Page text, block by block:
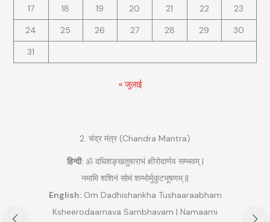
17
18 19 20 21 22
23
24
25 26 27 28 29
30
31
« जुलाई
2. चंद्र मंत्र (Chandra Mantra)
हिन्दी:ॐ दधिशङ्खतुषाराभं क्षीरोदार्णव सम्भवम् |
नमामि शशिनं सोमं शम्भोर्मुकुटभूषणम् ||
English:Om Dadhishankha Tushaaraabham
Ksheerodaarnava Sambhavam | Namaami